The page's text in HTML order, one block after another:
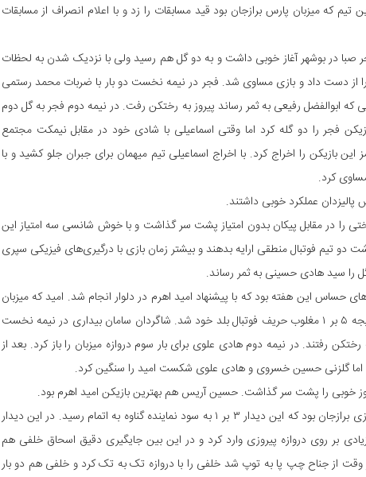
که میزبان پارس برازجان بود قید مسابقات را زد و با اعلام انصراف از مسابقات
صبا در بوشهر آغاز خوبی داشت و به دو گل هم رسید ولی با نزدیک شدن به لحظات
را از دست داد و بازی مساوی شد. فجر در نیمه نخست دو بار با ضربات محمد رستمی
که ابوالفضل رفیعی به ثمر رساند پیروز به رختکن رفت. در نیمه دوم فجر به گل دوم
فجر را دو گله کرد اما وقتی اسماعیلی با شادی خود در مقابل نیمکت‌ مجتمع
این بازیکن را اخراج کرد. با اخراج اسماعیلی تیم میهمان برای جبران جلو کشید و با
کرد.
عملکرد خوبی داشتند.
را در مقابل پیکان بدون امتیاز پشت سر گذاشت و با خوش شانسی سه امتیاز این
تیم فوتبال منطقی ارایه بدهند و بیشتر زمان بازی با درگیری‌های فیزیکی سپری
حساس این هفته بود که با پیشنهاد امید اهرم در دلوار انجام شد. امید که میزبان
کارگر بود نتوانست بازی خوبی ارائه دهد و با نتیجه ۵ بر ۱ مغلوب حریف فوتبال بلد خود شد. شاگردان سامان بیداری در نیمه نخست
رفتند. در نیمه دوم هادی علوی برای بار سوم دروازه میزبان را باز کرد. بعد از
اما گلزنی حسین خسروی و هادی علوی شکست امید را سنگین کرد.
خوبی را پشت سر گذاشت. حسین آریس هم بهترین بازیکن امید اهرم بود.
پاس بندرسازان گناوه در هفته چهارم میزبان پیروزی برازجان بود که این دیدار ۳ بر ۱ به سود نماینده گناوه به اتمام رسید. در این دیدار
بر روی دروازه پیروزی وارد کرد و در این بین جایگیری دقیق اسحاق خلفی هم
از جناح چپ پا به توپ شد خلفی را با دروازه‌ تک به تک کرد و خلفی هم دو بار